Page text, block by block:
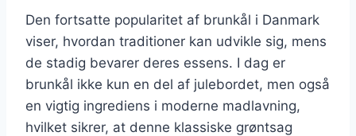
Den fortsatte popularitet af brunkål i Danmark
viser, hvordan traditioner kan udvikle sig, mens
de stadig bevarer deres essens. I dag er
brunkål ikke kun en del af julebordet, men også
en vigtig ingrediens i moderne madlavning,
hvilket sikrer, at denne klassiske grøntsag